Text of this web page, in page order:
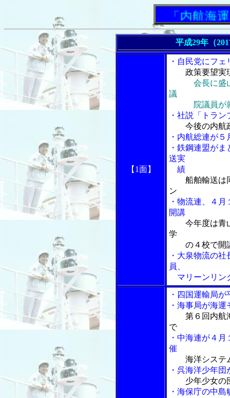
「内航海運新聞
平成29年（
【1面】
・自民党にフ
政策要望実
会長に盛
議
院議員が
・社説「トラ
今後の内航
・内航総連が
・鉄鋼連盟が
送実
績
船舶輸送は
ン
・物流連、４
開講
今年度は青
学
の４校で開
・大泉物流の
員、
マリーンリン
・四国運輸局
・海事局が海
第６回内航
で
・中海連が４
催
海洋システ
・呉海洋少年
少年少女の
・海保庁の中